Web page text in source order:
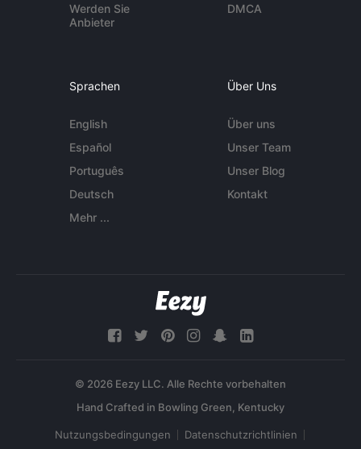
Werden Sie
Anbieter
DMCA
Sprachen
English
Español
Português
Deutsch
Mehr ...
Über Uns
Über uns
Unser Team
Unser Blog
Kontakt
© 2026 Eezy LLC. Alle Rechte vorbehalten
Nutzungsbedingungen Datenschutzrichtlinien